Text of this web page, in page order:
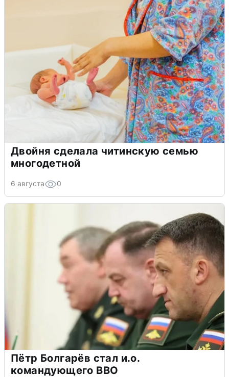
Двойня сделала читинскую семью
многодетной
6 августа 0
Пётр Болгарёв стал и.о.
командующего ВВО